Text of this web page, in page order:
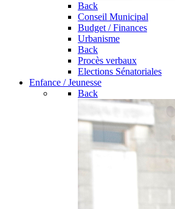
Back
Conseil Municipal
Budget / Finances
Urbanisme
Back
Procès verbaux
Elections Sénatoriales
Enfance / Jeunesse
Back